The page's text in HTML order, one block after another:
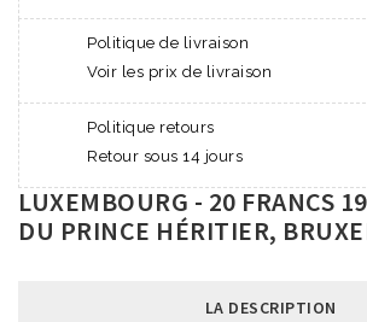
Politique de livraison
Voir les prix de livraison
Politique retours
Retour sous 14 jours
LUXEMBOURG - 20 FRANCS
DU PRINCE HÉRITIER,
LA DESCRIPTION